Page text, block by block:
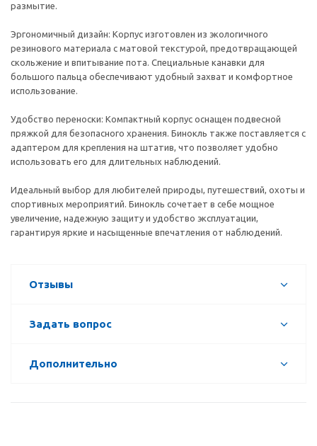
размытие.
Эргономичный дизайн: Корпус изготовлен из экологичного
резинового материала с матовой текстурой, предотвращающей
скольжение и впитывание пота. Специальные канавки для
большого пальца обеспечивают удобный захват и комфортное
использование.
Удобство переноски: Компактный корпус оснащен подвесной
пряжкой для безопасного хранения. Бинокль также поставляется с
адаптером для крепления на штатив, что позволяет удобно
использовать его для длительных наблюдений.
Идеальный выбор для любителей природы, путешествий, охоты и
спортивных мероприятий. Бинокль сочетает в себе мощное
увеличение, надежную защиту и удобство эксплуатации,
гарантируя яркие и насыщенные впечатления от наблюдений.
Отзывы
Задать вопрос
Дополнительно